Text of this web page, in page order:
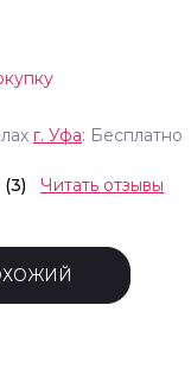
г. Уфа: Бесплатно
(3) Читать отзывы